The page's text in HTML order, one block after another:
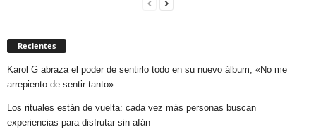
Recientes
Karol G abraza el poder de sentirlo todo en su nuevo álbum, «No me
arrepiento de sentir tanto»
Los rituales están de vuelta: cada vez más personas buscan
experiencias para disfrutar sin afán